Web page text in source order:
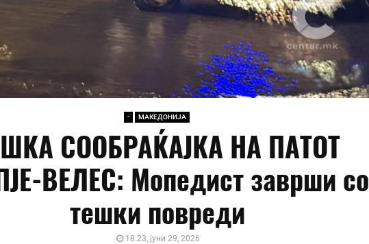
- МАКЕДОНИЈА
СООБРАЌАЈКА НА ПАТОТ
ВЕЛЕС: Мопедист заврши со
тешки повреди
18:23, јуни 29, 2026